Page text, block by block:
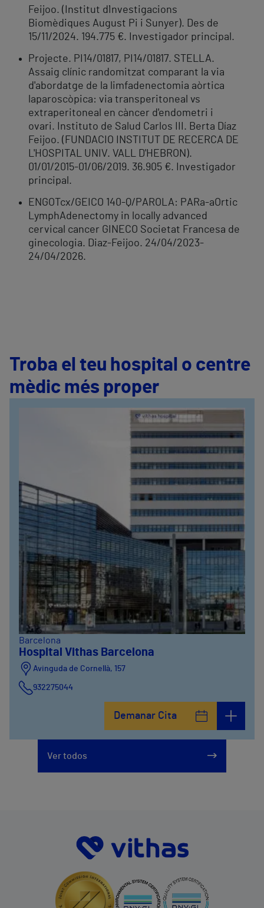
Feijoo. (Institut d`Investigacions
Biomèdiques August Pi i Sunyer). Des de
15/11/2024. 194.775 €. Investigador principal.
Projecte. PI14/01817, PI14/01817. STELLA.
Assaig clínic randomitzat comparant la via
d'abordatge de la limfadenectomia aòrtica
laparoscòpica: via transperitoneal vs
extraperitoneal en càncer d'endometri i
ovari. Instituto de Salud Carlos III. Berta Díaz
Feijoo. (FUNDACIO INSTITUT DE RECERCA DE
L'HOSPITAL UNIV. VALL D'HEBRON).
01/01/2015-01/06/2019. 36.905 €. Investigador
principal.
ENGOTcx/GEICO 140-Q/PAROLA: PARa-aOrtic
LymphAdenectomy in locally advanced
cervical cancer GINECO Societat Francesa de
ginecologia. Diaz-Feijoo. 24/04/2023-
24/04/2026.
Troba el teu hospital o centre
mèdic més proper
Barcelona
Hospital Vithas Barcelona
Avinguda de Cornellà, 157
932275044
Demanar Cita
Ver todos